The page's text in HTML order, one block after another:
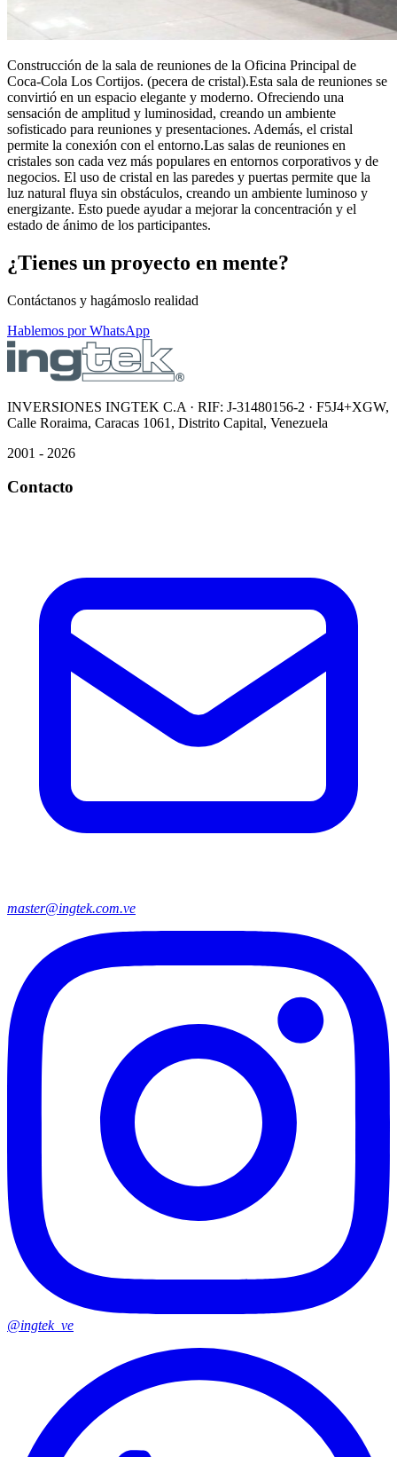
Construcción de la sala de reuniones de la Oficina Principal de
Coca-Cola Los Cortijos. (pecera de cristal).Esta sala de reuniones se
convirtió en un espacio elegante y moderno. Ofreciendo una
sensación de amplitud y luminosidad, creando un ambiente
sofisticado para reuniones y presentaciones. Además, el cristal
permite la conexión con el entorno.Las salas de reuniones en
cristales son cada vez más populares en entornos corporativos y de
negocios. El uso de cristal en las paredes y puertas permite que la
luz natural fluya sin obstáculos, creando un ambiente luminoso y
energizante. Esto puede ayudar a mejorar la concentración y el
estado de ánimo de los participantes.
¿Tienes un proyecto en mente?
Contáctanos y hagámoslo realidad
Hablemos por WhatsApp
INVERSIONES INGTEK C.A · RIF: J-31480156-2 · F5J4+XGW,
Calle Roraima, Caracas 1061, Distrito Capital, Venezuela
2001 - 2026
Contacto
master@ingtek.com.ve
@ingtek_ve